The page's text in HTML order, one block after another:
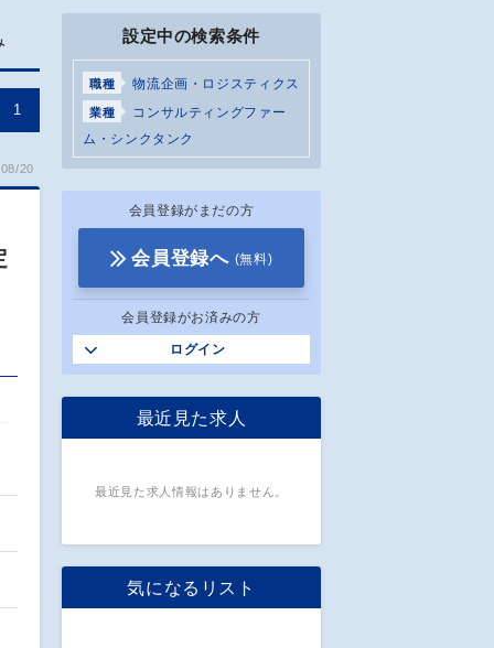
1
20
設定中の検索条件
職種 物流企画・ロジスティクス
業種
コンサルティングファー
ム・シンクタンク
会員登録がまだの方
会員登録へ (無料)
会員登録がお済みの方
ログイン
最近見た求人
最近見た求人情報はありません。
気になるリスト